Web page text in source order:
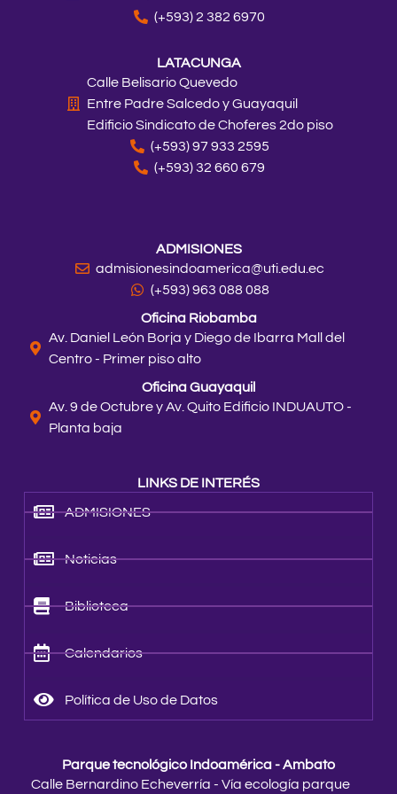
LINKS DE INTERÉS
ADMISIONES
Noticias
Biblioteca
Calendarios
Política de Uso de Datos
Parque tecnológico Indoamérica - Ambato
Calle Bernardino Echeverría - Vía ecología parque
(+593) 2 382 6970
LATACUNGA
Calle Belisario Quevedo
Entre Padre Salcedo y Guayaquil
Edificio Sindicato de Choferes 2do piso
(+593) 97 933 2595
(+593) 32 660 679
ADMISIONES
admisionesindoamerica@uti.edu.ec
(+593) 963 088 088
Oficina Riobamba
Av. Daniel León Borja y Diego de Ibarra Mall del
Centro - Primer piso alto
Oficina Guayaquil
Av. 9 de Octubre y Av. Quito Edificio INDUAUTO -
Planta baja